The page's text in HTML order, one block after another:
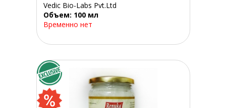
Vedic Bio-Labs Pvt.Ltd
Объем: 100 мл
Временно нет